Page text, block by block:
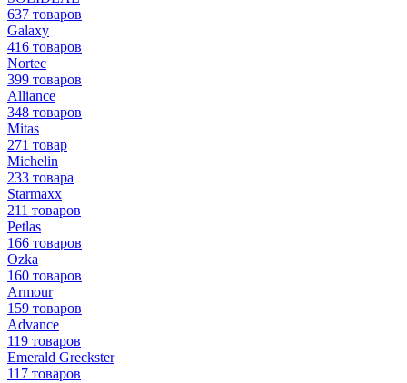
637 товаров
Galaxy
416 товаров
Nortec
399 товаров
Alliance
348 товаров
Mitas
271 товар
Michelin
233 товара
Starmaxx
211 товаров
Petlas
166 товаров
Ozka
160 товаров
Armour
159 товаров
Advance
119 товаров
Emerald Greckster
117 товаров